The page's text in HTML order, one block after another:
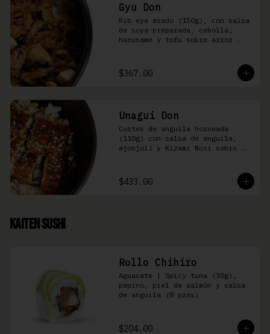
Gyu Don
Rib eye asado (150g), con salsa
de soya preparada, cebolla,
harusame y tofu sobre arroz
$367.00
Unagui Don
Cortes de anguila horneada
(110g) con salsa de anguila,
ajonjolí y Kizami Nori sobre
$433.00
Kaiten Sushi
Rollo Chihiro
Aguacate | Spicy tuna (30g),
pepino, piel de salmón y salsa
de anguila (8 pzas)
$204.00